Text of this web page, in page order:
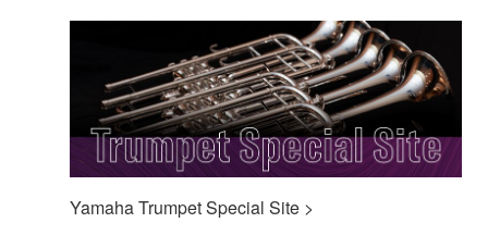
Yamaha Trumpet Special Site >